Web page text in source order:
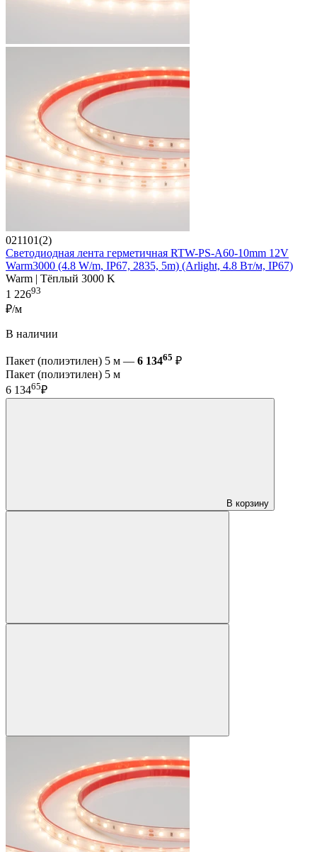
021101(2)
Светодиодная лента герметичная RTW-PS-A60-10mm 12V
Warm3000 (4.8 W/m, IP67, 2835, 5m) (Arlight, 4.8 Вт/м, IP67)
Warm | Тёплый 3000 K
1 22693
₽/м
В наличии
Пакет (полиэтилен) 5 м — 6 13465 ₽
Пакет (полиэтилен) 5 м
6 13465₽
В корзину